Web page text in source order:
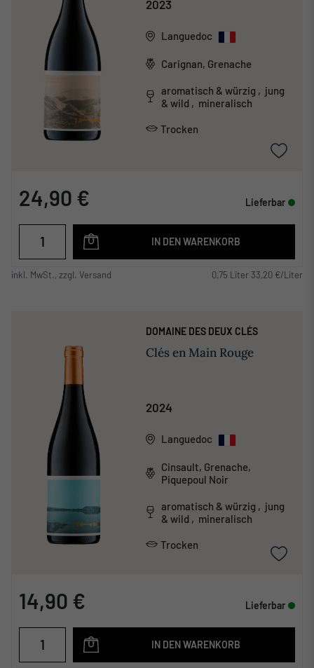
2023
Languedoc
Carignan, Grenache
aromatisch & würzig , jung
& wild , mineralisch
Trocken
24,90 € Lieferbar
IN DEN WARENKORB
inkl. MwSt., zzgl. Versand 0,75 Liter 33,20 €/Liter
DOMAINE DES DEUX CLÉS
Clés en Main Rouge
2024
Languedoc
Cinsault, Grenache,
Piquepoul Noir
aromatisch & würzig , jung
& wild , mineralisch
Trocken
14,90 € Lieferbar
IN DEN WARENKORB